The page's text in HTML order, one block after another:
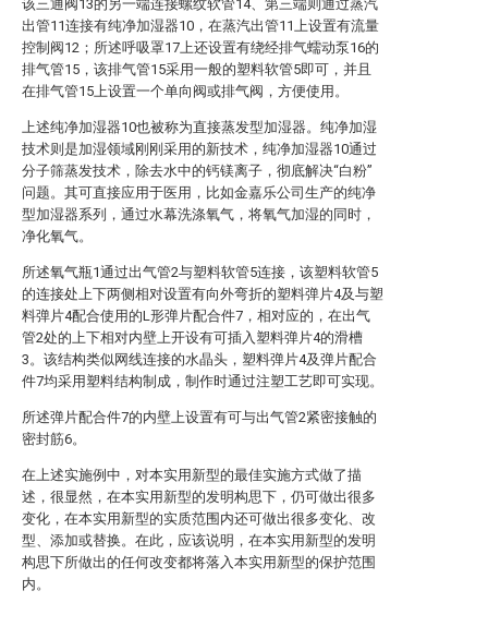
该三通阀13的另一端连接螺纹软管14、第三端则通过蒸汽
出管11连接有纯净加湿器10，在蒸汽出管11上设置有流量
控制阀12；所述呼吸罩17上还设置有绕经排气蠕动泵16的
排气管15，该排气管15采用一般的塑料软管5即可，并且
在排气管15上设置一个单向阀或排气阀，方便使用。
上述纯净加湿器10也被称为直接蒸发型加湿器。纯净加湿
技术则是加湿领域刚刚采用的新技术，纯净加湿器10通过
分子筛蒸发技术，除去水中的钙镁离子，彻底解决“白粉”
问题。其可直接应用于医用，比如金嘉乐公司生产的纯净
型加湿器系列，通过水幕洗涤氧气，将氧气加湿的同时，
净化氧气。
所述氧气瓶1通过出气管2与塑料软管5连接，该塑料软管5
的连接处上下两侧相对设置有向外弯折的塑料弹片4及与塑
料弹片4配合使用的L形弹片配合件7，相对应的，在出气
管2处的上下相对内壁上开设有可插入塑料弹片4的滑槽
3。该结构类似网线连接的水晶头，塑料弹片4及弹片配合
件7均采用塑料结构制成，制作时通过注塑工艺即可实现。
所述弹片配合件7的内壁上设置有可与出气管2紧密接触的
密封筋6。
在上述实施例中，对本实用新型的最佳实施方式做了描
述，很显然，在本实用新型的发明构思下，仍可做出很多
变化，在本实用新型的实质范围内还可做出很多变化、改
型、添加或替换。在此，应该说明，在本实用新型的发明
构思下所做出的任何改变都将落入本实用新型的保护范围
内。